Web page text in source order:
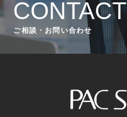
CONTACT
ご相談・お問い合わせ